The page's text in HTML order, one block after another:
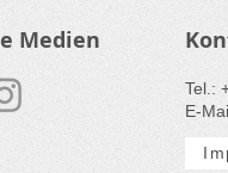
Medien
​Tel.:
E-